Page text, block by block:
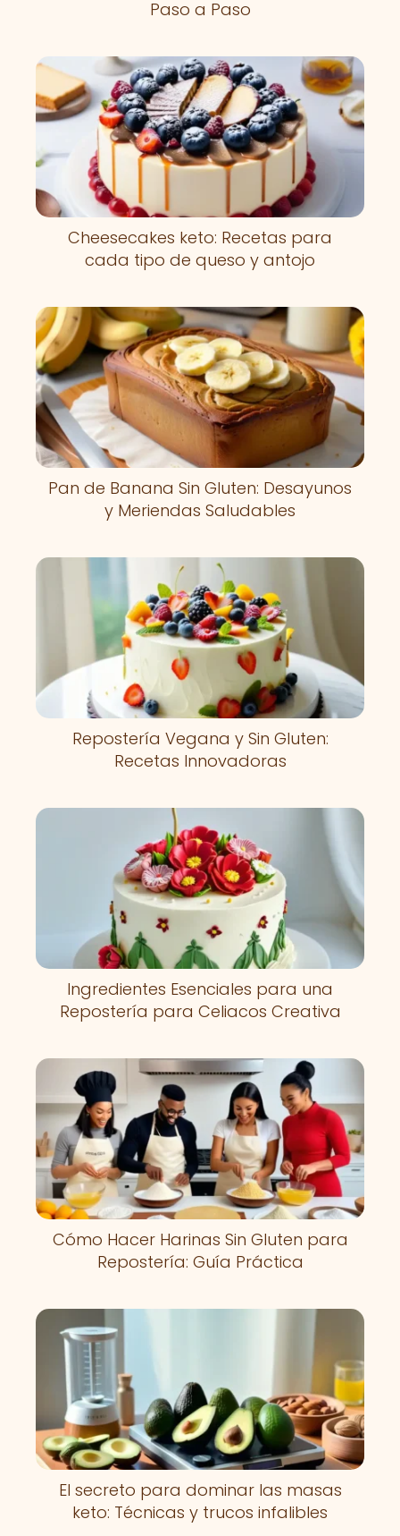
Paso a Paso
Cheesecakes keto: Recetas para
cada tipo de queso y antojo
Pan de Banana Sin Gluten: Desayunos
y Meriendas Saludables
Repostería Vegana y Sin Gluten:
Recetas Innovadoras
Ingredientes Esenciales para una
Repostería para Celiacos Creativa
Cómo Hacer Harinas Sin Gluten para
Repostería: Guía Práctica
El secreto para dominar las masas
keto: Técnicas y trucos infalibles